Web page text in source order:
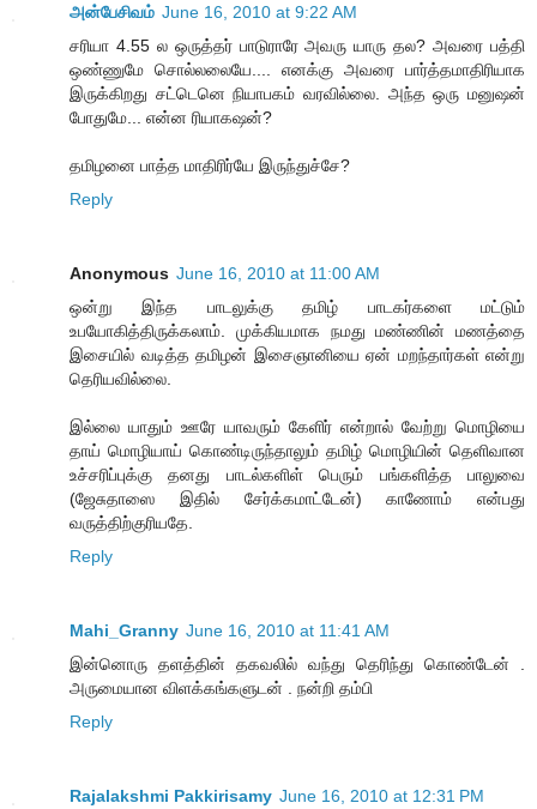
அன்பேசிவம் June 16, 2010 at 9:22 AM
சரியா 4.55 ல ஒருத்தர் பாடுராரே அவரு யாரு தல? அவரை பத்தி
ஒண்ணுமே சொல்லலையே.... எனக்கு அவரை பார்த்தமாதிரியாக
இருக்கிறது சட்டெனெ நியாபகம் வரவில்லை. அந்த ஒரு மனுஷன்
போதுமே... என்ன ரியாகஷன்?
தமிழனை பாத்த மாதிரிர்யே இருந்துச்சே?
Reply
Anonymous June 16, 2010 at 11:00 AM
ஒன்று இந்த பாடலுக்கு தமிழ் பாடகர்களை மட்டும்
உபயோகித்திருக்கலாம். முக்கியமாக நமது மண்ணின் மணத்தை
இசையில் வடித்த தமிழன் இசைஞானியை ஏன் மறந்தார்கள் என்று
தெரியவில்லை.
இல்லை யாதும் ஊரே யாவரும் கேளிர் என்றால் வேற்று மொழியை
தாய் மொழியாய் கொண்டிருந்தாலும் தமிழ் மொழியின் தெளிவான
உச்சரிப்புக்கு தனது பாடல்களிள் பெரும் பங்களித்த பாலுவை
(ஜேசுதாஸை இதில் சேர்க்கமாட்டேன்) காணோம் என்பது
வருத்திற்குரியதே.
Reply
Mahi_Granny June 16, 2010 at 11:41 AM
இன்னொரு தளத்தின் தகவலில் வந்து தெரிந்து கொண்டேன் .
அருமையான விளக்கங்களுடன் . நன்றி தம்பி
Reply
Rajalakshmi Pakkirisamy June 16, 2010 at 12:31 PM